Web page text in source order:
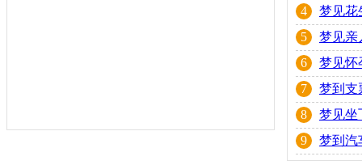
4
梦见花
5
梦见亲
6
梦见怀
7
梦到支
8
梦见坐
9
梦到汽